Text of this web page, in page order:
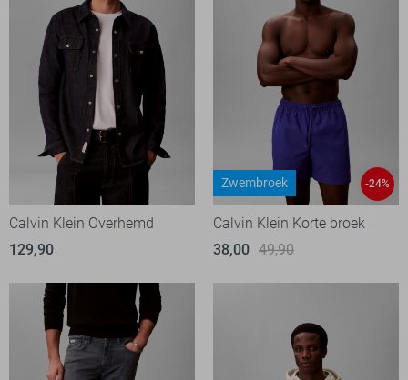
Calvin Klein Overhemd
129,90
Zwembroek -24%
Calvin Klein Korte broek
38,00 49,90